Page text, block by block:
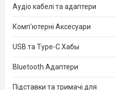
Аудіо кабелі та адаптери
Комп'ютерні Аксесуари
USB та Type-C Хабы
Bluetooth Адаптери
Підставки та тримачі для